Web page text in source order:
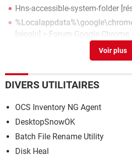
Hns-accessible-system-folder
[résolu] > Forum Google Chrome
Vboxuser default password>
DIVERS UTILITAIRES
OCS Inventory NG Agent
DesktopSnowOK
Batch File Rename Utility
Disk Heal